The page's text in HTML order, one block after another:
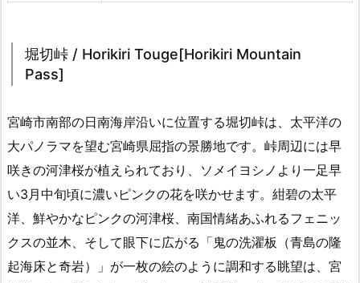
堀切峠 / Horikiri Touge[Horikiri Mountain
Pass]
宮崎市南部の日南海岸沿いに位置する堀切峠は、太平洋の
大パノラマを望む宮崎県屈指の景勝地です。峠周辺には早
咲きの河津桜が植えられており、ソメイヨシノより一足早
い3月中旬頃に濃いピンクの花を咲かせます。紺碧の太平
洋、鮮やかなピンクの河津桜、南国情緒あふれるフェニッ
クスの並木、そして眼下に広がる「鬼の洗濯板（青島の隆
起海床と奇岩）」が一枚の絵のように調和する眺望は、宮